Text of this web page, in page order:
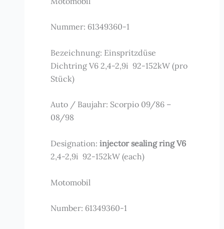
Nummer: 61349360-1
Bezeichnung: Einspritzdüse
Dichtring V6 2,4-2,9i 92-152kW (pro
Stück)
Auto / Baujahr: Scorpio 09/86 –
08/98
Designation: injector sealing ring V6
2,4-2,9i 92-152kW (each)
Motomobil
Number: 61349360-1